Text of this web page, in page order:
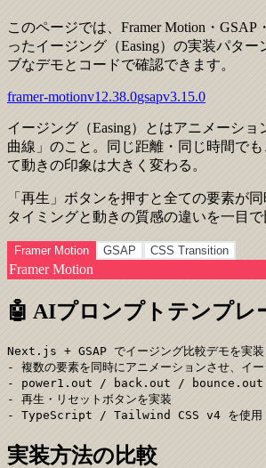
このページでは、Framer Motion・GSAP
ったイージング（Easing）の実装パター
ブなデモとコードで確認できます。
framer-motionv12.38.0gsapv3.15.0
イージング（Easing）とはアニメーシ
曲線」のこと。同じ距離・同じ時間で
て動きの印象は大きく変わる。
「再生」ボタンを押すと全ての要素が
タイミングと動きの質感の違いを一目で
Framer Motion GSAP CSS Transition
Framer Motion
🤖 AIプロンプトテンプレ
Next.js + GSAP でイージング比較デモを実装
- 複数の要素を同時にアニメーションさせ、イ
- power1.out / back.out /
- 再生・リセットボタンを実装
- TypeScript / Tailwind CSS v4 を使用
実装方法の比較